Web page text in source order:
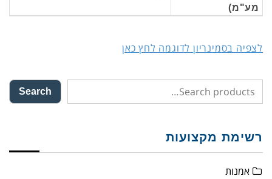
מע"מ)
לצפיה בסמינריון לדוגמה לחץ כאן
Search
רשימת מקצועות
אמנות